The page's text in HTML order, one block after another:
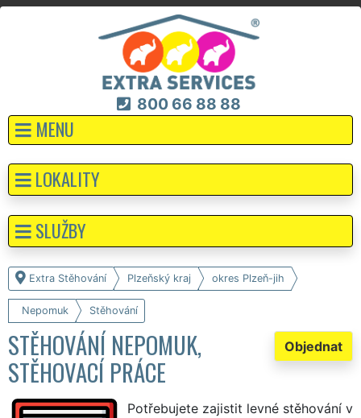
800 66 88 88
MENU
Extra Stěhování Plzeňský kraj okres Plzeň-jih
Nepomuk Stěhování
Objednat
STĚHOVÁNÍ NEPOMUK,
STĚHOVACÍ PRÁCE
Potřebujete zajistit levné stěhování v
LOKALITY
SLUŽBY